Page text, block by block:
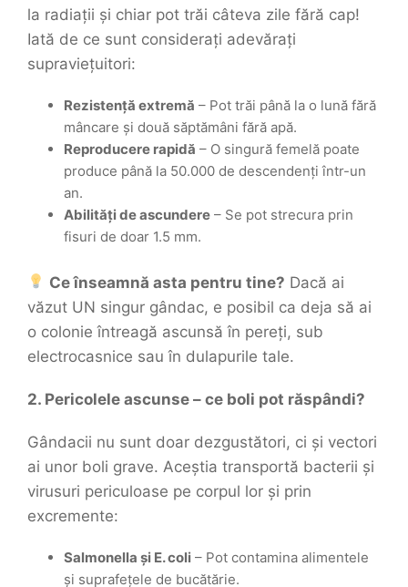
la radiații și chiar pot trăi câteva zile fără cap!
Iată de ce sunt considerați adevărați
supraviețuitori:
Rezistență extremă – Pot trăi până la o lună fără
mâncare și două săptămâni fără apă.
Reproducere rapidă – O singură femelă poate
produce până la 50.000 de descendenți într-un
an.
Abilități de ascundere – Se pot strecura prin
fisuri de doar 1.5 mm.
Ce înseamnă asta pentru tine? Dacă ai
văzut UN singur gândac, e posibil ca deja să ai
o colonie întreagă ascunsă în pereți, sub
electrocasnice sau în dulapurile tale.
2. Pericolele ascunse – ce boli pot răspândi?
Gândacii nu sunt doar dezgustători, ci și vectori
ai unor boli grave. Aceștia transportă bacterii și
virusuri periculoase pe corpul lor și prin
excremente:
Salmonella și E. coli – Pot contamina alimentele
și suprafețele de bucătărie.